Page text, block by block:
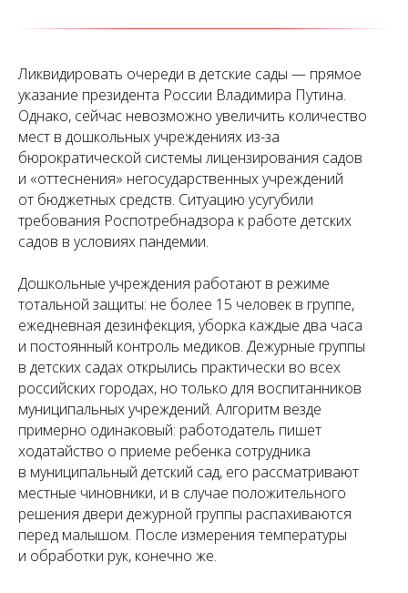
Ликвидировать очереди в детские сады — прямое
указание президента России Владимира Путина.
Однако, сейчас невозможно увеличить количество
мест в дошкольных учреждениях из-за
бюрократической системы лицензирования садов
и «оттеснения» негосударственных учреждений
от бюджетных средств. Ситуацию усугубили
требования Роспотребнадзора к работе детских
садов в условиях пандемии.
Дошкольные учреждения работают в режиме
тотальной защиты: не более 15 человек в группе,
ежедневная дезинфекция, уборка каждые два часа
и постоянный контроль медиков. Дежурные группы
в детских садах открылись практически во всех
российских городах, но только для воспитанников
муниципальных учреждений. Алгоритм везде
примерно одинаковый: работодатель пишет
ходатайство о приеме ребенка сотрудника
в муниципальный детский сад, его рассматривают
местные чиновники, и в случае положительного
решения двери дежурной группы распахиваются
перед малышом. После измерения температуры
и обработки рук, конечно же.